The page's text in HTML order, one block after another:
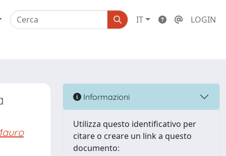
IT LOGIN
Informazioni
Utilizza questo identificativo per
citare o creare un link a questo
documento: